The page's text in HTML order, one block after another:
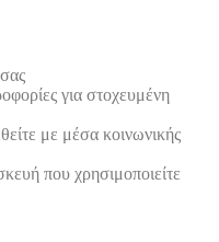
για στοχευμένη
με μέσα κοινωνικής
που χρησιμοποιείτε